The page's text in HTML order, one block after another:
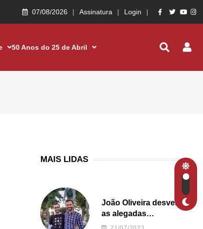
07/08/2026 Assinatura Login
50 Anos do 25 de Abril
MAIS LIDAS
João Oliveira desvenda
as alegadas
irregularidades da